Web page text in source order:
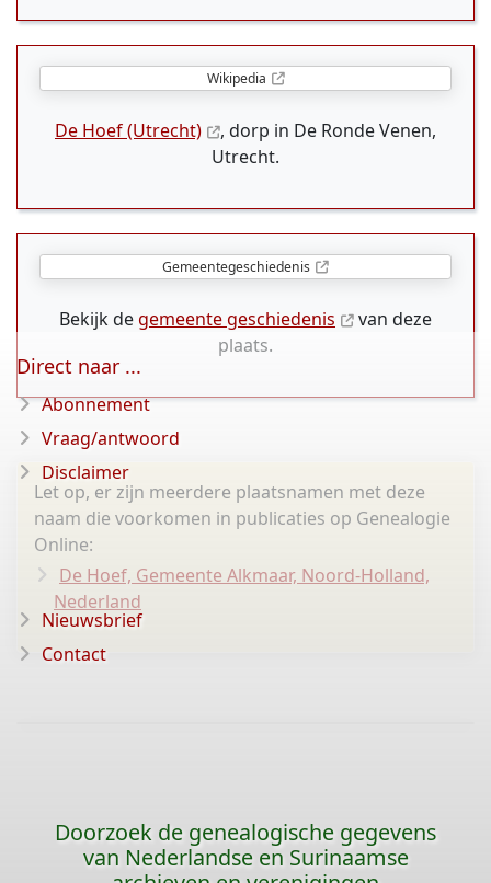
Wikipedia
De Hoef (Utrecht)
, dorp in De Ronde Venen,
Utrecht.
Gemeentegeschiedenis
Bekijk degemeente geschiedenis
van deze
plaats.
Let op, er zijn meerdere plaatsnamen met deze
naam die voorkomen in publicaties op Genealogie
Online:
De Hoef, Gemeente Alkmaar, Noord-Holland,
Nederland
Direct naar ...
Abonnement
Vraag/antwoord
Disclaimer
Nieuwsbrief
Contact
Doorzoek de genealogische gegevens
van Nederlandse en Surinaamse